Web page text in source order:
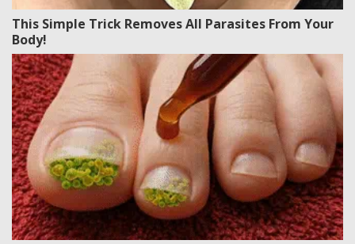
This Simple Trick Removes All Parasites From Your
Body!